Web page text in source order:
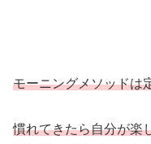
モーニングメソッドは
慣れてきたら自分が楽